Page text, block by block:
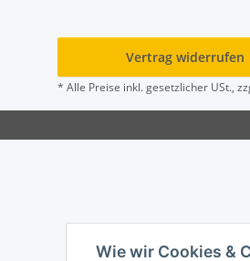
Wie wir Cookies &
Vertrag widerrufen
* Alle Preise inkl. gesetzlicher USt.,